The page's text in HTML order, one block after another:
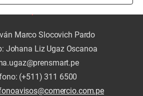
Marco Slocovich Pardo
Johana Liz Ugaz Oscanoa
(+511) 311 6500